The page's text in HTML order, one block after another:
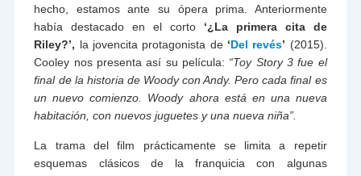
hecho, estamos ante su ópera prima. Anteriormente
había destacado en el corto ‘¿La primera cita de
Riley?’, la jovencita protagonista de ‘Del revés’ (2015).
Cooley nos presenta así su película: “Toy Story 3 fue el
final de la historia de Woody con Andy. Pero cada final es
un nuevo comienzo. Woody ahora está en una nueva
habitación, con nuevos juguetes y una nueva niña”.
La trama del film prácticamente se limita a repetir
esquemas clásicos de la franquicia con algunas